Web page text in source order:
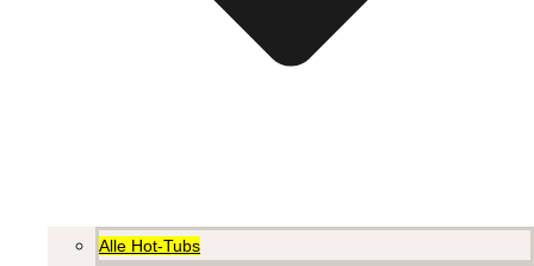
Alle Hot-Tubs